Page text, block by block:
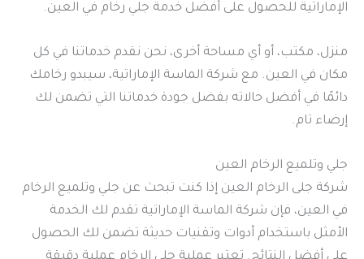
الإماراتية للحصول على أفضل خدمة جلي رخام في العين.
منزل، مكتب، أو أي مساحة أخرى، نحن نقدم خدماتنا في كل
مكان في العين. مع شركة الماسة الإماراتية، سيبدو رخامك
دائمًا في أفضل حالاته بفضل جودة خدماتنا التي تضمن لك
إرضاء تام.
جلي وتلميع الرخام العين
شركة جلى الرخام العين إذا كنت تبحث عن جلي وتلميع الرخام
في العين، فإن شركة الماسة الإماراتية تقدم لك الخدمة
الأمثل باستخدام أدوات وتقنيات حديثة تضمن لك الحصول